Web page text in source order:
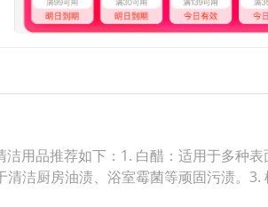
用品推荐如下：1. 白醋：适用于多种表
洁厨房油渍、浴室霉菌等顽固污渍。3.